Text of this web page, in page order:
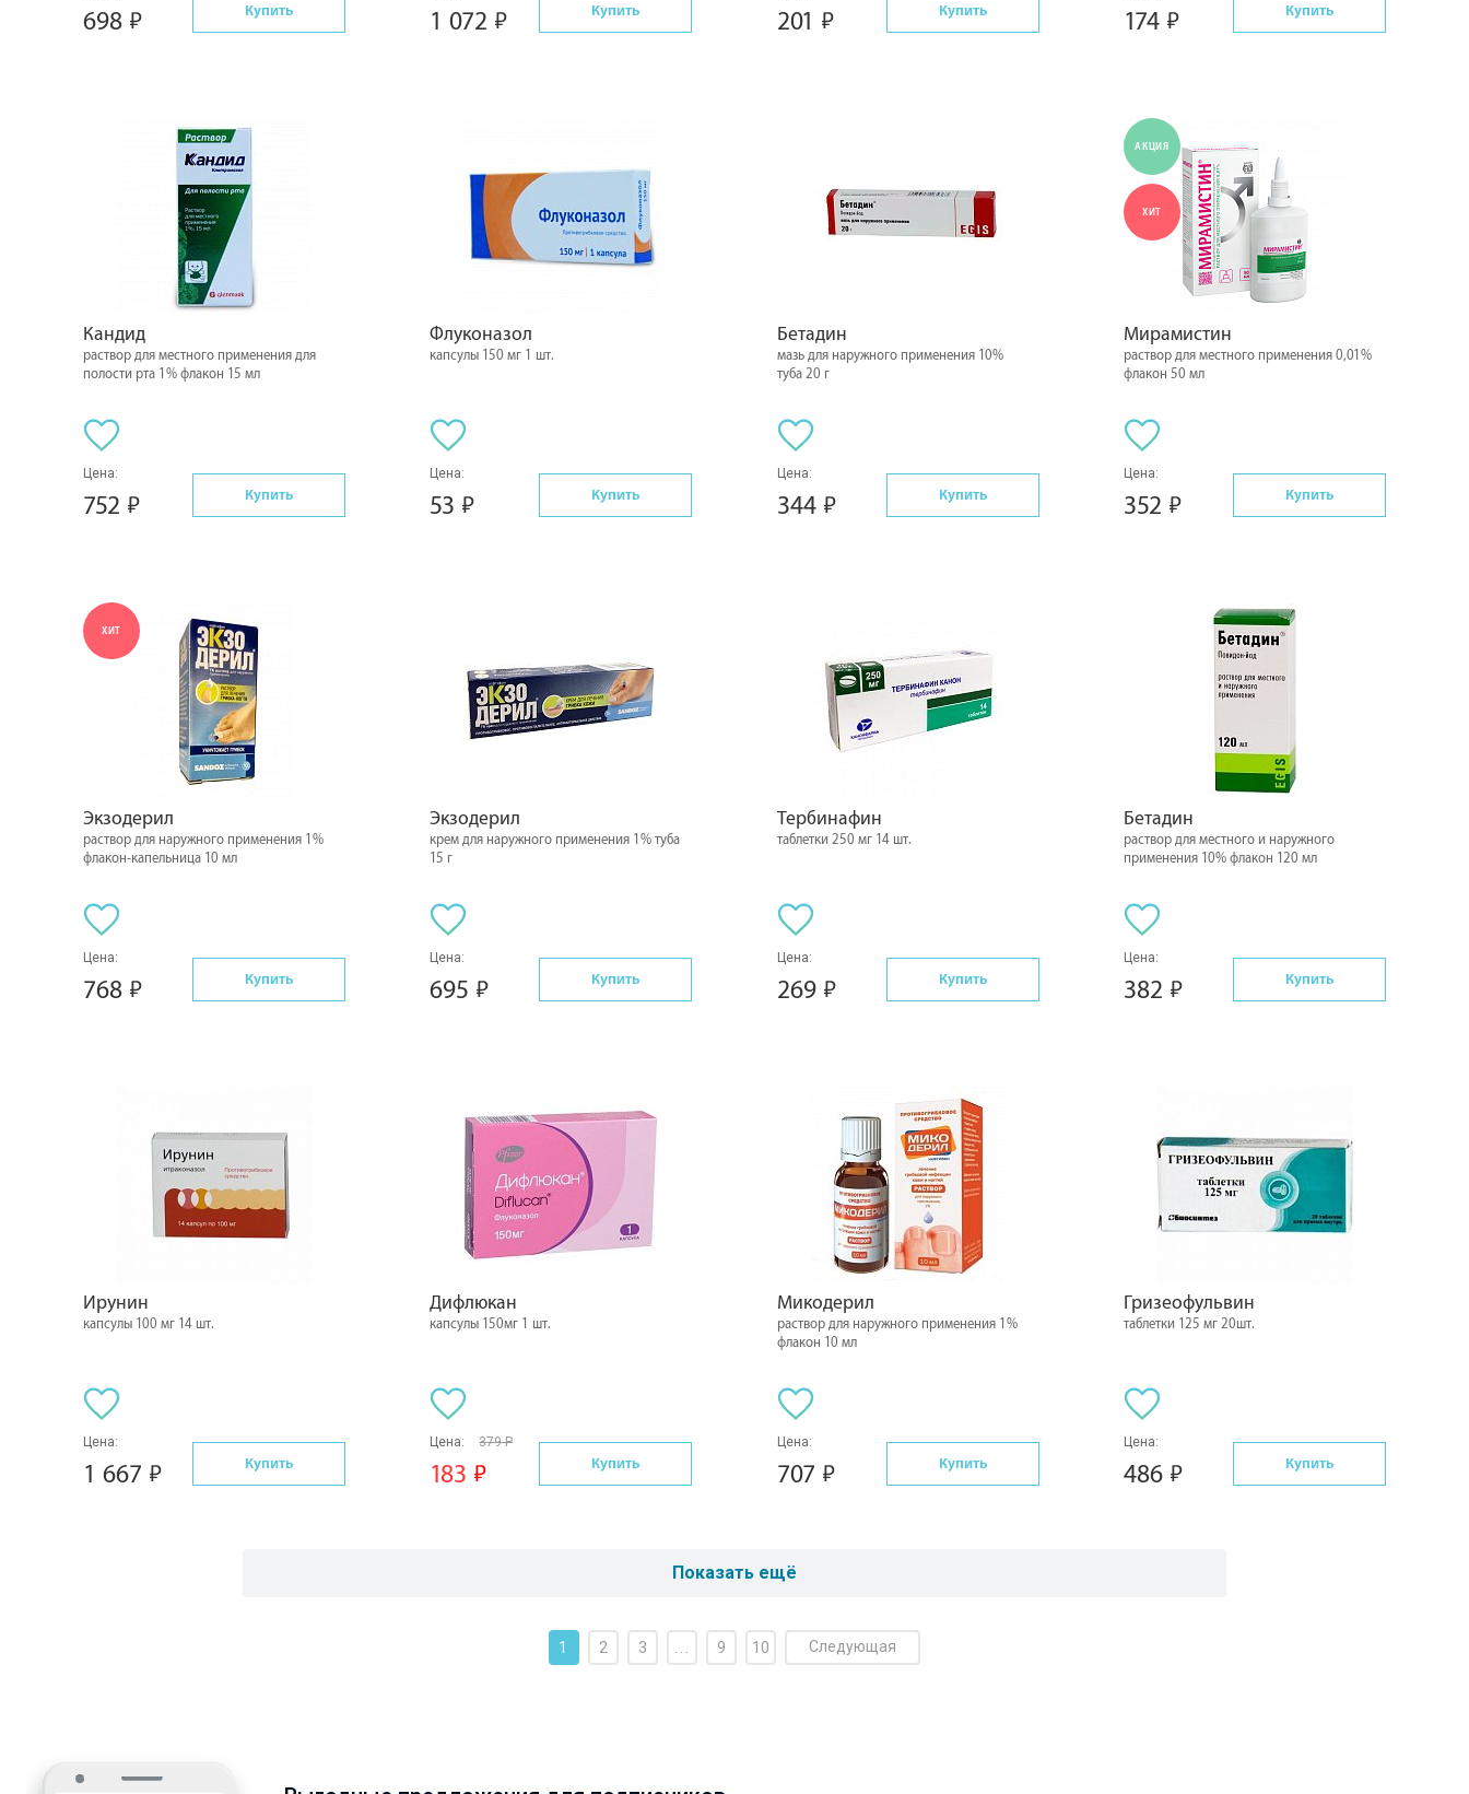
698 Купить 1 072 Купить 201 Купить 174 Купить
Кандид
раствор для местного применения для
полости рта 1% флакон 15 мл
Цена:
752 Купить
Флуконазол
капсулы 150 мг 1 шт.
Цена:
53 Купить
Бетадин
мазь для наружного применения 10%
туба 20 г
Цена:
344 Купить
АКЦИЯ
ХИТ
Мирамистин
раствор для местного применения 0,01%
флакон 50 мл
Цена:
352 Купить
ХИТ
Экзодерил
раствор для наружного применения 1%
флакон-капельница 10 мл
Цена:
768 Купить
Экзодерил
крем для наружного применения 1% туба
15 г
Цена:
695 Купить
Тербинафин
таблетки 250 мг 14 шт.
Цена:
269 Купить
Бетадин
раствор для местного и наружного
применения 10% флакон 120 мл
Цена:
382 Купить
Ирунин
капсулы 100 мг 14 шт.
Цена:
1 667 Купить
Дифлюкан
капсулы 150мг 1 шт.
Цена: 379 Р
183 Купить
Микодерил
раствор для наружного применения 1%
флакон 10 мл
Цена:
707 Купить
Гризеофульвин
таблетки 125 мг 20шт.
Цена:
486 Купить
Показать ещё
1 2 3 9 10 Следующая